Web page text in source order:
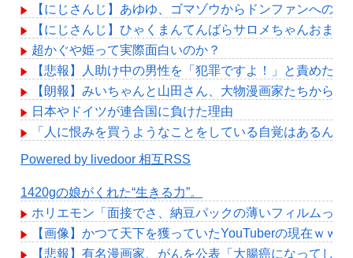
【にじさんじ】あゆゆ、ゴマゾウからドンファンへの進
【にじさんじ】ひゃくまんてんばらサロメちゃんおま
超かぐや姫って実際面白いのか？
【悲報】人助け中の男性を「犯罪ですよ！」と責めた
【朗報】みいちゃんと山田さん、大物漫画家たちから絶
日本やドイツが連合国に負けた理由
「人に恨みを買うようなことをしている自覚はあるん
Powered by livedoor 相互RSS
1420gの娘がくれた“生きる力”。
ホリエモン「面接でさ、納豆パックの薄いフィルムっ
【画像】かつて天下を獲っていたYouTuberの現在ｗｗ
【悲報】有名漫画家、がんを公表「大腸癌になってし